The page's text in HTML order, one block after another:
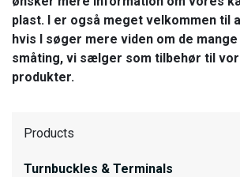
Products
Turnbuckles & Terminals
plast. I er også meget velkommen til
hvis I søger mere viden om de
småting, vi sælger som tilbehør til
produkter.